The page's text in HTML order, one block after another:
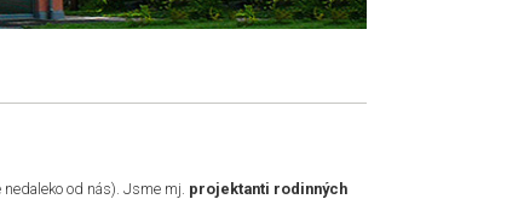
nedaleko od nás). Jsme mj. projektanti rodinných